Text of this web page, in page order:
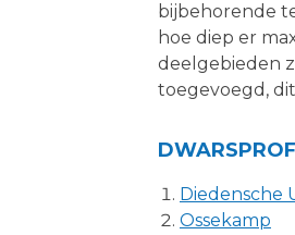
bijbehorende
hoe diep er
deelgebieden
toegevoegd, dit
Diedensche
Ossekamp